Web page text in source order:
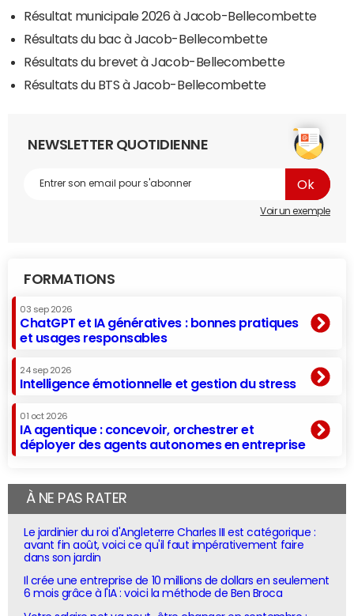
Résultat municipale 2026 à Jacob-Bellecombette
Résultats du bac à Jacob-Bellecombette
Résultats du brevet à Jacob-Bellecombette
Résultats du BTS à Jacob-Bellecombette
NEWSLETTER QUOTIDIENNE
Voir un exemple
FORMATIONS
03 sep 2026
ChatGPT et IA génératives : bonnes pratiques
et usages responsables
24 sep 2026
Intelligence émotionnelle et gestion du stress
01 oct 2026
IA agentique : concevoir, orchestrer et
déployer des agents autonomes en entreprise
À NE PAS RATER
Le jardinier du roi d'Angleterre Charles III est catégorique :
avant fin août, voici ce qu'il faut impérativement faire
dans son jardin
Il crée une entreprise de 10 millions de dollars en seulement
6 mois grâce à l'IA : voici la méthode de Ben Broca